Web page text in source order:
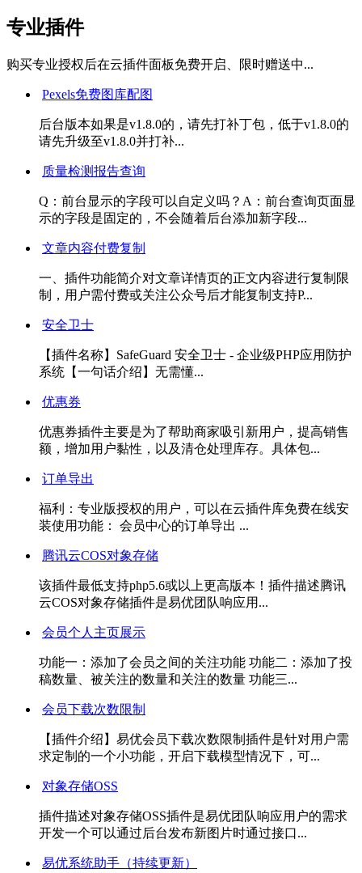
专业插件
购买专业授权后在云插件面板免费开启、限时赠送中...
Pexels免费图库配图
后台版本如果是v1.8.0的，请先打补丁包，低于v1.8.0的
请先升级至v1.8.0并打补...
质量检测报告查询
Q：前台显示的字段可以自定义吗？A：前台查询页面显
示的字段是固定的，不会随着后台添加新字段...
文章内容付费复制
一、插件功能简介对文章详情页的正文内容进行复制限
制，用户需付费或关注公众号后才能复制支持P...
安全卫士
【插件名称】SafeGuard 安全卫士 - 企业级PHP应用防护
系统【一句话介绍】无需懂...
优惠券
优惠券插件主要是为了帮助商家吸引新用户，提高销售
额，增加用户黏性，以及清仓处理库存。具体包...
订单导出
福利：专业版授权的用户，可以在云插件库免费在线安
装使用功能： 会员中心的订单导出 ...
腾讯云COS对象存储
该插件最低支持php5.6或以上更高版本！插件描述腾讯
云COS对象存储插件是易优团队响应用...
会员个人主页展示
功能一：添加了会员之间的关注功能 功能二：添加了投
稿数量、被关注的数量和关注的数量 功能三...
会员下载次数限制
【插件介绍】易优会员下载次数限制插件是针对用户需
求定制的一个小功能，开启下载模型情况下，可...
对象存储OSS
插件描述对象存储OSS插件是易优团队响应用户的需求
开发一个可以通过后台发布新图片时通过接口...
易优系统助手（持续更新）